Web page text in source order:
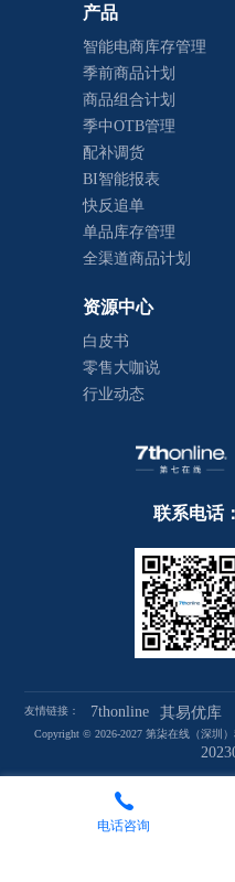
产品
智能电商库存管理
季前商品计划
商品组合计划
季中OTB管理
配补调货
BI智能报表
快反追单
单品库存管理
全渠道商品计划
资源中心
白皮书
零售大咖说
行业动态
联系电话
友情链接： 7thonline 其易优库
Copyright © 2026-2027 第柒在线（深圳
电话咨询